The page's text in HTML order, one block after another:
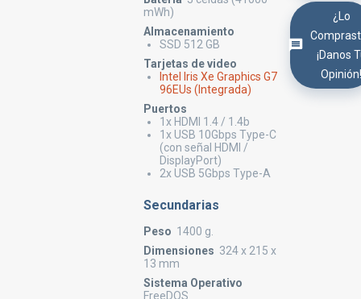
mWh)
Almacenamiento
SSD 512 GB
Tarjetas de video
Intel Iris Xe Graphics G7
96EUs (Integrada)
Puertos
1x HDMI 1.4 / 1.4b
1x USB 10Gbps Type-C
(con señal HDMI /
DisplayPort)
2x USB 5Gbps Type-A
Secundarias
Peso 1400 g.
Dimensiones 324 x 215 x
13 mm
Sistema Operativo
FreeDOS
¿Lo
¡Danos